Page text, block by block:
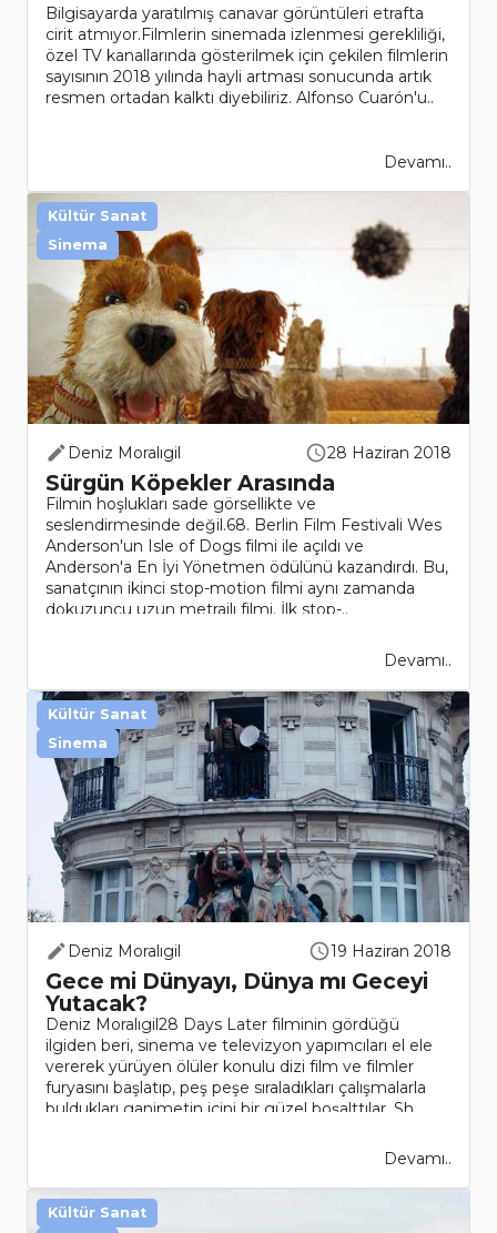
Bilgisayarda yaratılmış canavar görüntüleri etrafta
cirit atmıyor.Filmlerin sinemada izlenmesi gerekliliği,
özel TV kanallarında gösterilmek için çekilen filmlerin
sayısının 2018 yılında hayli artması sonucunda artık
resmen ortadan kalktı diyebiliriz. Alfonso Cuarón'u..
Devamı..
Deniz Moralıgil 28 Haziran 2018
Sürgün Köpekler Arasında
Filmin hoşlukları sade görsellikte ve
seslendirmesinde değil.68. Berlin Film Festivali Wes
Anderson'un Isle of Dogs filmi ile açıldı ve
Anderson'a En İyi Yönetmen ödülünü kazandırdı. Bu,
sanatçının ikinci stop-motion filmi aynı zamanda
dokuzuncu uzun metrajlı filmi. İlk stop-..
Devamı..
Kültür Sanat
Sinema
Deniz Moralıgil 19 Haziran 2018
Gece mi Dünyayı, Dünya mı Geceyi
Yutacak?
Deniz Moralıgil28 Days Later filminin gördüğü
ilgiden beri, sinema ve televizyon yapımcıları el ele
vererek yürüyen ölüler konulu dizi film ve filmler
furyasını başlatıp, peş peşe sıraladıkları çalışmalarla
buldukları ganimetin içini bir güzel boşalttılar. Sh..
Devamı..
Kültür Sanat
Sinema
Kültür Sanat